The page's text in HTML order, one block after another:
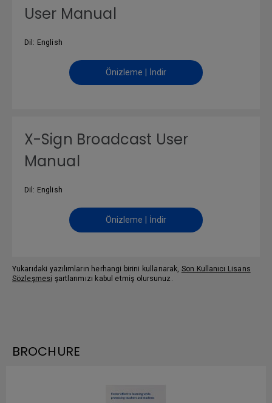
User Manual
Dil: English
Önizleme | İndir
X-Sign Broadcast User
Manual
Dil: English
Önizleme | İndir
Yukarıdaki yazılımların herhangi birini kullanarak, Son Kullanıcı Lisans
Sözleşmesi şartlarımızı kabul etmiş olursunuz.
BROCHURE